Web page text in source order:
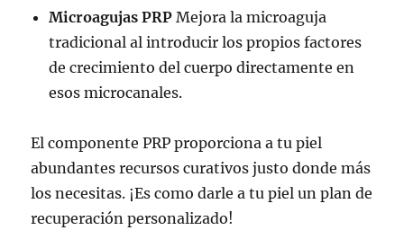
Microagujas PRP Mejora la microaguja
tradicional al introducir los propios factores
de crecimiento del cuerpo directamente en
esos microcanales.
El componente PRP proporciona a tu piel
abundantes recursos curativos justo donde más
los necesitas. ¡Es como darle a tu piel un plan de
recuperación personalizado!